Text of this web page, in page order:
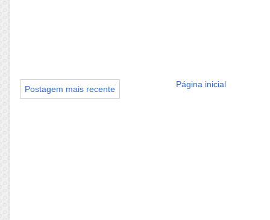
Postagem mais recente Página inicial